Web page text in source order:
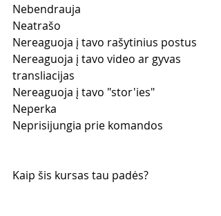
Nebendrauja
Neatrašo
Nereaguoja į tavo rašytinius postus
Nereaguoja į tavo video ar gyvas
transliacijas
Nereaguoja į tavo "stor'ies"
Neperka
Neprisijungia prie komandos
Kaip šis kursas tau padės?